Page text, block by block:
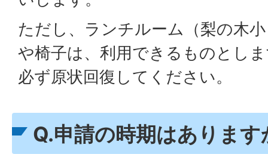
ただし、ランチルーム（梨の木
や椅子は、利用できるものとし
必ず原状回復してください。
Q.申請の時期はあります